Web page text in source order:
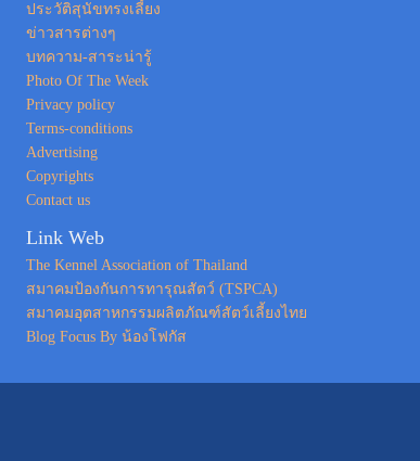
ประวัติสุนัขทรงเลี้ยง
ข่าวสารต่างๆ
บทความ-สาระน่ารู้
Photo Of The Week
Privacy policy
Terms-conditions
Advertising
Copyrights
Contact us
Link Web
The Kennel Association of Thailand
สมาคมป้องกันการทารุณสัตว์ (TSPCA)
สมาคมอุตสาหกรรมผลิตภัณฑ์สัตว์เลี้ยงไทย
Blog Focus By น้องโฟกัส